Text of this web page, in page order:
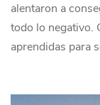
alentaron a
todo lo negativo.
aprendidas para